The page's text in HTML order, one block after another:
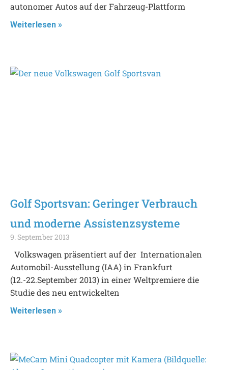
autonomer Autos auf der Fahrzeug-Plattform
Weiterlesen »
Golf Sportsvan: Geringer Verbrauch
und moderne Assistenzsysteme
9. September 2013
Volkswagen präsentiert auf der Internationalen
Automobil-Ausstellung (IAA) in Frankfurt
(12.-22.September 2013) in einer Weltpremiere die
Studie des neu entwickelten
Weiterlesen »